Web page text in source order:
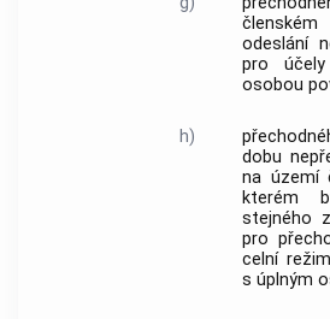
odeslání
pro
osobou
h)
dobu
na území
kterém
stejného
pro
celní
s úplným